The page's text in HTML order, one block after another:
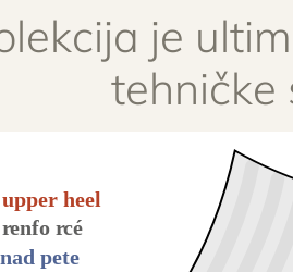
je
tehničke